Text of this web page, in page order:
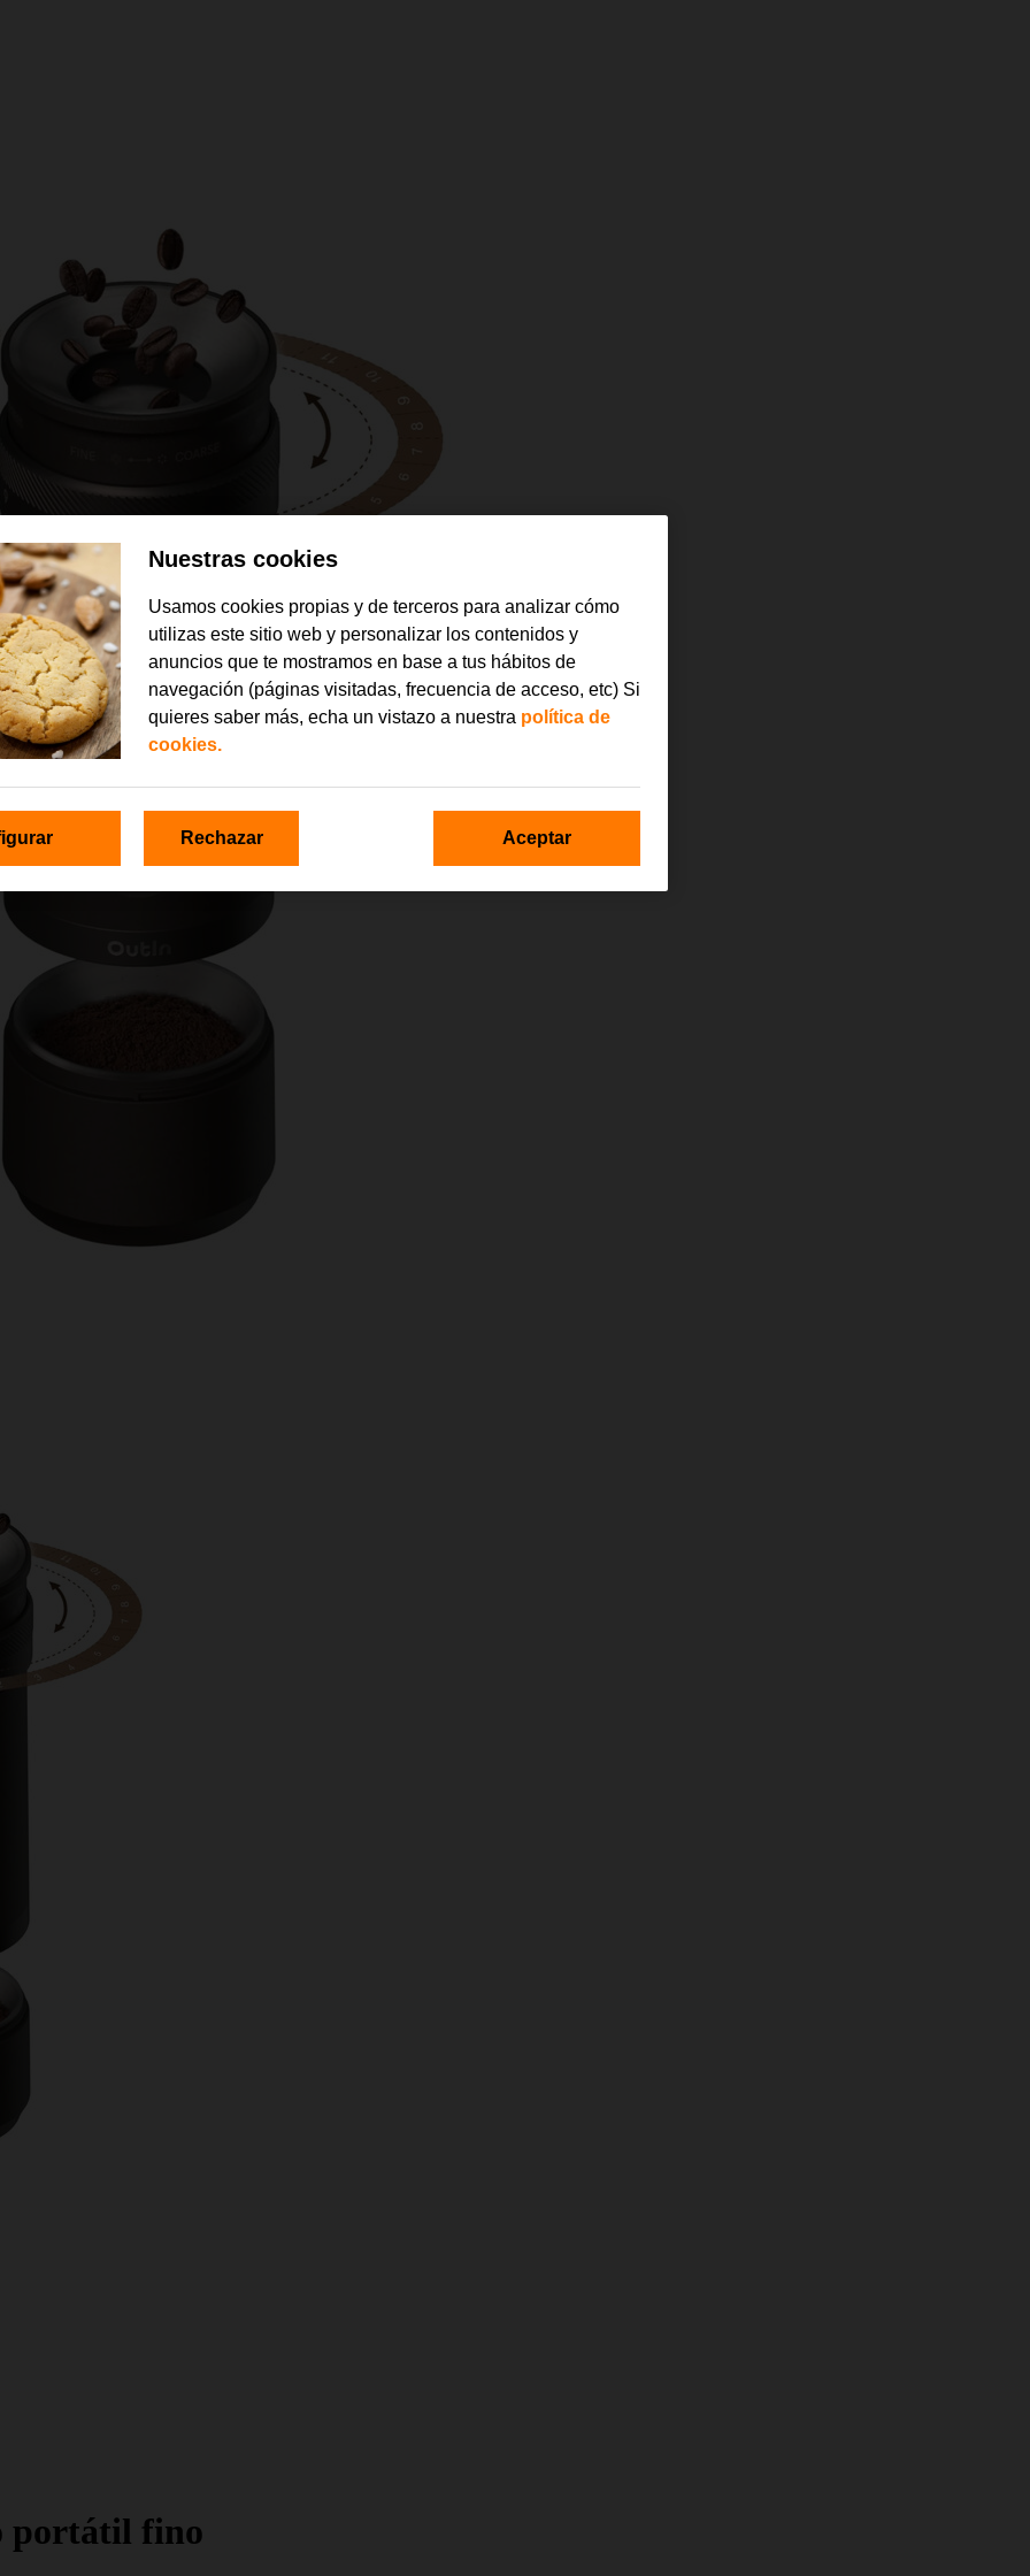
portátil fino
Nuestras cookies
Usamos cookies propias y de terceros para analizar cómo
utilizas este sitio web y personalizar los contenidos y
anuncios que te mostramos en base a tus hábitos de
navegación (páginas visitadas, frecuencia de acceso, etc) Si
quieres saber más, echa un vistazo a nuestra política de
cookies.
Rechazar Aceptar